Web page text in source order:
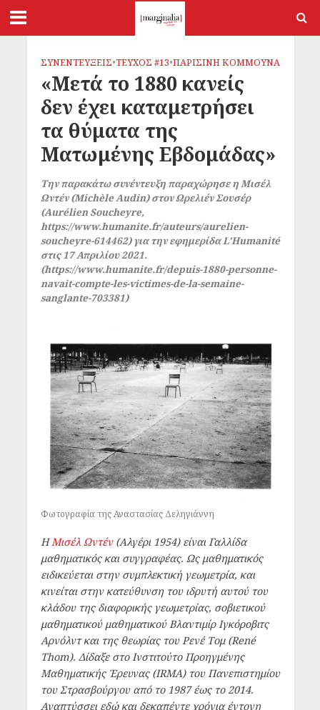
ΣΥΝΕΝΤΕΥΞΕΙΣ•ΤΕΥΧΟΣ #13•ΠΑΡΙΣΙΝΗ ΚΟΜΜΟΥΝΑ
«Μετά το 1880 κανείς
δεν έχει καταμετρήσει
τα θύματα της
Ματωμένης Εβδομάδας»
Την παρακάτω συνέντευξη παραχώρησε η Μισέλ
Ωντέν (Michèle Audin) στον Ωρελιέν Σουσέρ
(Aurélien Soucheyre,
https://www.humanite.fr/auteurs/aurelien-
soucheyre-614462) για την εφημερίδα L’Humanité
στις 17 Απριλίου 2021.
(https://www.humanite.fr/depuis-1880-personne-
navait-compte-les-victimes-de-la-semaine-
sanglante-703381)
Φωτογραφία της Αναστασίας Δεληγιάννη
ΗΜισέλ Ωντέν(Αλγέρι 1954) είναι Γαλλίδα
μαθηματικός και συγγραφέας. Ως μαθηματικός
ειδικεύεται στην συμπλεκτική γεωμετρία, και
κινείται στην κατεύθυνση του ιδρυτή αυτού του
κλάδου της διαφορικής γεωμετρίας, σοβιετικού
μαθηματικού μαθηματικού Βλαντιμίρ Ιγκόροβιτς
Αρνόλντ και της θεωρίας του Ρενέ Τομ (René
Thom). Δίδαξε στο Ινστιτούτο Προηγμένης
Μαθηματικής Έρευνας (IRMA) του Πανεπιστημίου
του Στρασβούργου από το 1987 έως το 2014.
Αναπτύσσει εδώ και δεκαπέντε χρόνια έντονη